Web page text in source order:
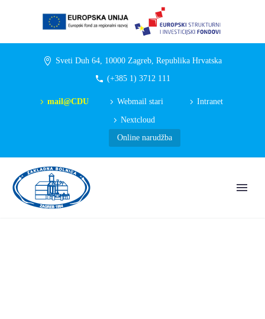
Sveti Duh 64, 10000 Zagreb, Republika Hrvatska
(+385 1) 3712 111
mail@CDU Webmail stari Intranet
Nextcloud
Online narudžba